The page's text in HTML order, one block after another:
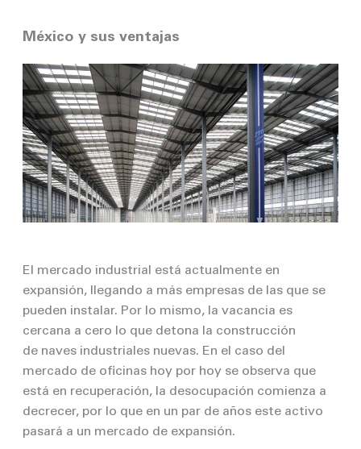
México y sus ventajas
El mercado industrial está actualmente en
expansión, llegando a más empresas de las que se
pueden instalar. Por lo mismo, la vacancia es
cercana a cero lo que detona la construcción
de naves industriales nuevas. En el caso del
mercado de oficinas hoy por hoy se observa que
está en recuperación, la desocupación comienza a
decrecer, por lo que en un par de años este activo
pasará a un mercado de expansión.